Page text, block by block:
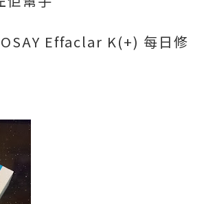
Effaclar K(+) 每日修